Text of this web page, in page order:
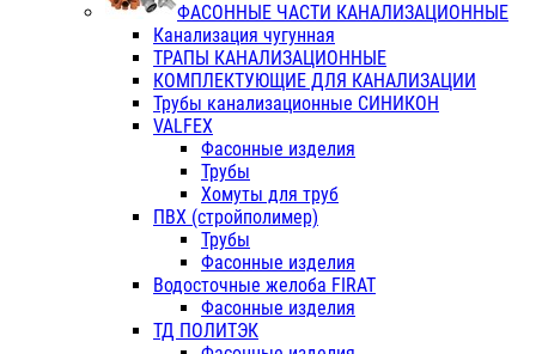
ФАСОННЫЕ ЧАСТИ КАНАЛИЗАЦИОННЫЕ
Канализация чугунная
ТРАПЫ КАНАЛИЗАЦИОННЫЕ
КОМПЛЕКТУЮЩИЕ ДЛЯ КАНАЛИЗАЦИИ
Трубы канализационные СИНИКОН
VALFEX
Фасонные изделия
Трубы
Хомуты для труб
ПВХ (стройполимер)
Трубы
Фасонные изделия
Водосточные желоба FIRAT
Фасонные изделия
ТД ПОЛИТЭК